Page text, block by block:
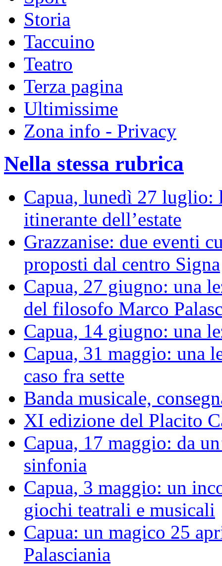
Storia
Taccuino
Teatro
Terza pagina
Ultimissime
Zona info - Privacy
Nella stessa rubrica
Capua, lunedì 27 luglio:
itinerante dell’estate
Grazzanise: due eventi
proposti dal centro Signa
Capua, 27 giugno: una
del filosofo Marco
Capua, 14 giugno: una
Capua, 31 maggio: una
caso fra sette
Banda musicale,
XI edizione del Placito
Capua, 17 maggio: da
sinfonia
Capua, 3 maggio: un
giochi teatrali e musicali
Capua: un magico 25
Palasciania